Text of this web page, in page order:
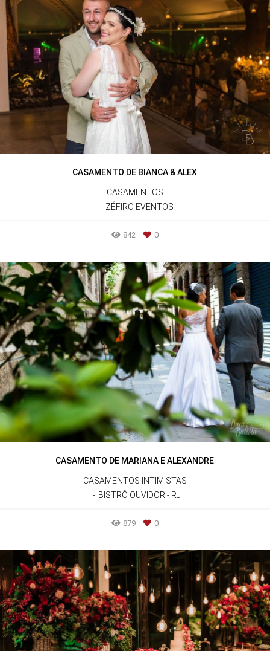
CASAMENTO DE BIANCA & ALEX
CASAMENTOS
ZÉFIRO EVENTOS
842 0
CASAMENTO DE MARIANA E ALEXANDRE
CASAMENTOS INTIMISTAS
BISTRÔ OUVIDOR - RJ
879 0